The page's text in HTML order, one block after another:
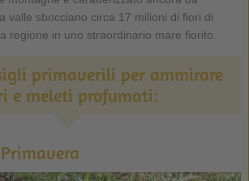
valle sbocciano circa 17 milioni di fiori di
regione in uno straordinario mare fiorito.
primaverili per ammirare
e meleti profumati: